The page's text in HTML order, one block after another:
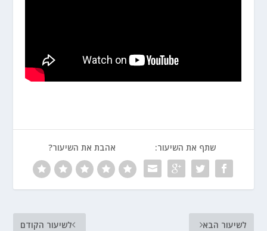
שתף את השיעור: אהבת את השיעור?
לשיעור הקודם לשיעור הבא